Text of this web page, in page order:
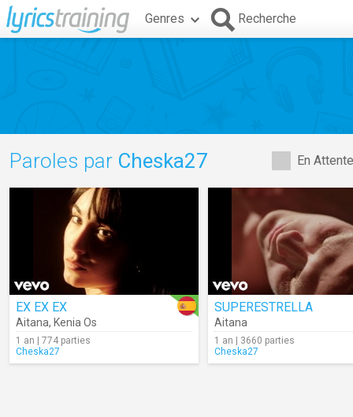
Genres Recherche
En
Paroles par Cheska27
EX EX EX
Aitana, Kenia Os
1 an | 774 parties
Cheska27
SUPERESTRELLA
Aitana
1 an | 3660 parties
Cheska27